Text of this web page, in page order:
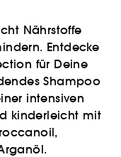
Nährstoffe
Entdecke
für Deine
Shampoo
intensiven
kinderleicht mit